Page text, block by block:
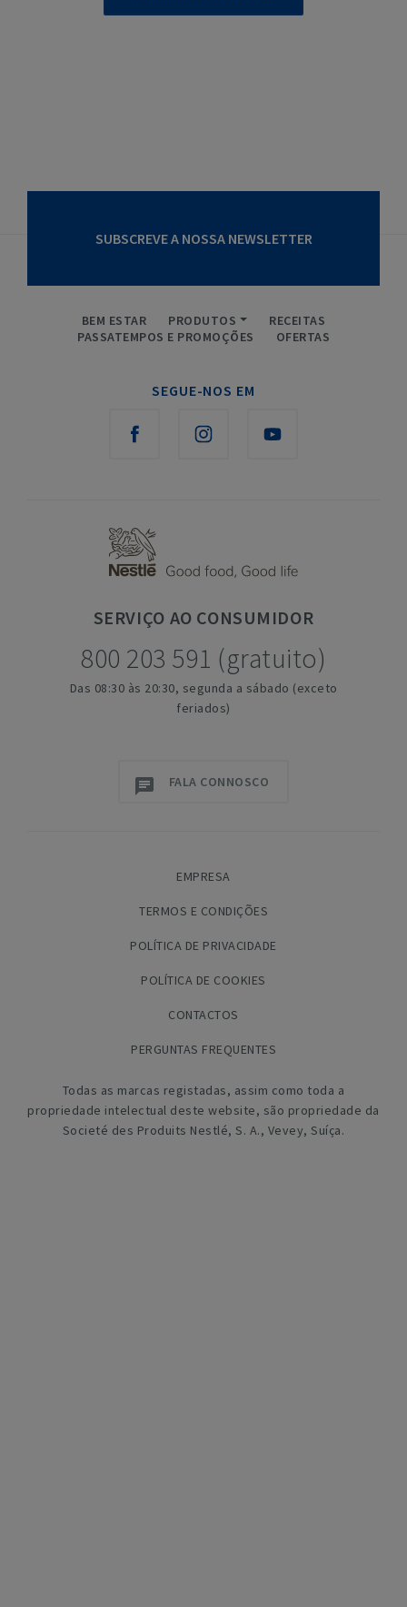
SUBSCREVE A NOSSA NEWSLETTER
BEM ESTAR PRODUTOS
RECEITAS
PASSATEMPOS E PROMOÇÕES
OFERTAS
SEGUE-NOS EM
SERVIÇO AO CONSUMIDOR
800 203 591 (gratuito)
Das 08:30 às 20:30, segunda a sábado (exceto
feriados)
FALA CONNOSCO
EMPRESA
TERMOS E CONDIÇÕES
POLÍTICA DE PRIVACIDADE
POLÍTICA DE COOKIES
CONTACTOS
PERGUNTAS FREQUENTES
Todas as marcas registadas, assim como toda a
propriedade intelectual deste website, são propriedade da
Societé des Produits Nestlé, S. A., Vevey, Suíça.